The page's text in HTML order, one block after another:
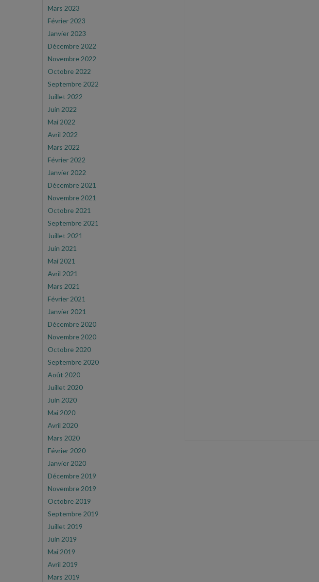
Mars 2023
Février 2023
Janvier 2023
Décembre 2022
Novembre 2022
Octobre 2022
Septembre 2022
Juillet 2022
Juin 2022
Mai 2022
Avril 2022
Mars 2022
Février 2022
Janvier 2022
Décembre 2021
Novembre 2021
Octobre 2021
Septembre 2021
Juillet 2021
Juin 2021
Mai 2021
Avril 2021
Mars 2021
Février 2021
Janvier 2021
Décembre 2020
Novembre 2020
Octobre 2020
Septembre 2020
Août 2020
Juillet 2020
Juin 2020
Mai 2020
Avril 2020
Mars 2020
Février 2020
Janvier 2020
Décembre 2019
Novembre 2019
Octobre 2019
Septembre 2019
Juillet 2019
Juin 2019
Mai 2019
Avril 2019
Mars 2019